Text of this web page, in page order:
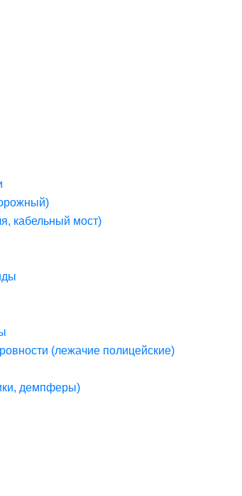
кабельный мост)
(лежачие полицейские)
демпферы)